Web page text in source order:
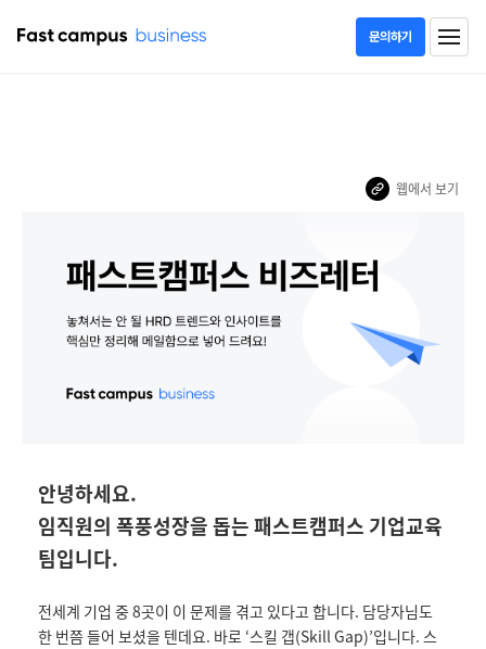
문의하기
웹에서 보기
안녕하세요.
임직원의 폭풍성장을 돕는 패스트캠퍼스 기업교육
팀입니다.
전세계 기업 중 8곳이 이 문제를 겪고 있다고 합니다. 담당자님도
한 번쯤 들어 보셨을 텐데요. 바로 ‘스킬 갭(Skill Gap)’입니다. 스